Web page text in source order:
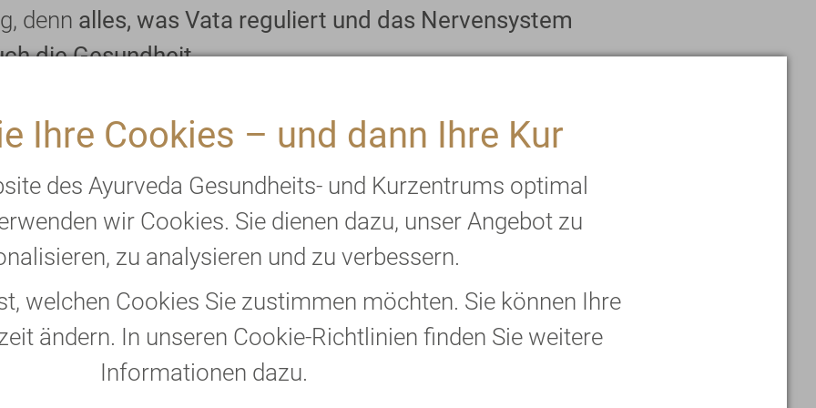
Ihre Cookies – und dann Ihre Kur
des Ayurveda Gesundheits- und Kurzentrums optimal
wir Cookies. Sie dienen dazu, unser Angebot zu
zu analysieren und zu verbessern.
welchen Cookies Sie zustimmen möchten. Sie können Ihre
ändern. In unseren Cookie-Richtlinien finden Sie weitere
Informationen dazu.
denn alles, was Vata reguliert und das Nervensystem
die Gesundheit.
wie etwas Joghurt oder sauer eingelegtem
Datteln, Mandeln und Walnüsse zu Pfeilern einer
Winterernährung. Als weitere Nahrungsmittel mit
für das neurologische System mit seinen Funktionen im
Ayurveda gute Fette wie Ghee und Sesamöl, Milch mit
Blumenkohl, Kürbis, Kartoffeln und Aubergine.